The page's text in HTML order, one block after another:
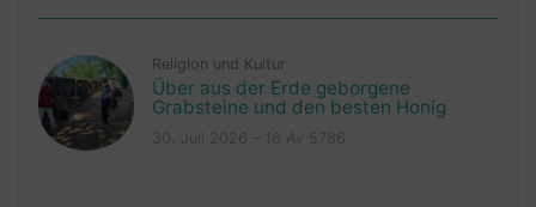
Religion und Kultur
Über aus der Erde geborgene
Grabsteine und den besten Honig